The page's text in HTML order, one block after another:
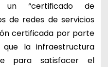
“certificado de
de redes de servicios
certificada por parte
la infraestructura
para satisfacer el